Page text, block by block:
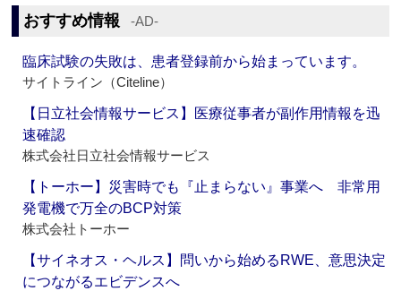
おすすめ情報 ‐AD‐
臨床試験の失敗は、患者登録前から始まっています。
サイトライン（Citeline）
【日立社会情報サービス】医療従事者が副作用情報を迅
速確認
株式会社日立社会情報サービス
【トーホー】災害時でも『止まらない』事業へ 非常用
発電機で万全のBCP対策
株式会社トーホー
【サイネオス・ヘルス】問いから始めるRWE、意思決定
につながるエビデンスへ